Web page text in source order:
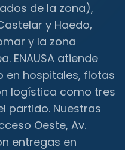
de la zona),
y Haedo,
y la zona
ENAUSA atiende
en hospitales, flotas
logística como tres
partido. Nuestras
Oeste, Av.
entregas en